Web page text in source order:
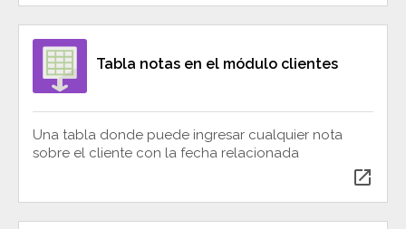
Tabla notas en el módulo clientes
Una tabla donde puede ingresar cualquier nota
sobre el cliente con la fecha relacionada
open_in_new